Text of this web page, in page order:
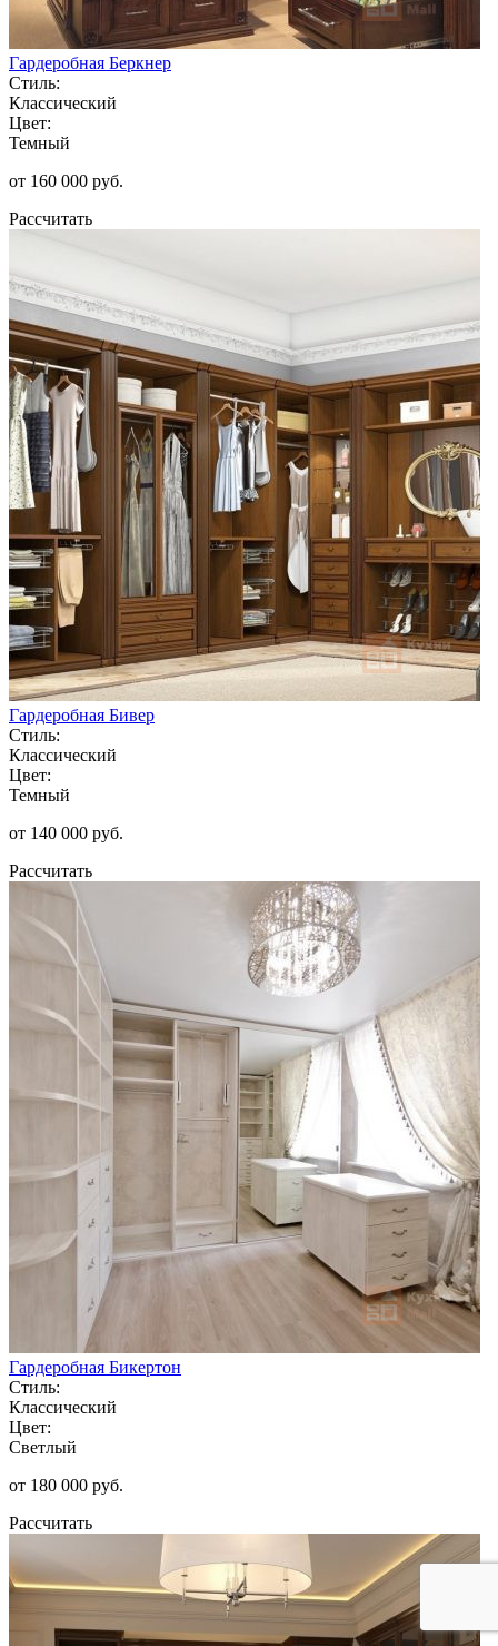
Гардеробная Беркнер
Стиль:
Классический
Цвет:
Темный
от 160 000 руб.
Рассчитать
Гардеробная Бивер
Стиль:
Классический
Цвет:
Темный
от 140 000 руб.
Рассчитать
Гардеробная Бикертон
Стиль:
Классический
Цвет:
Светлый
от 180 000 руб.
Рассчитать